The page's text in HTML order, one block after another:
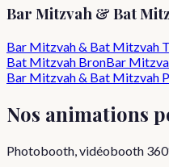
Bar Mitzvah & Bat
Bar Mitzvah & Bat Mitzvah
Bat Mitzvah BronBar
Bar Mitzvah & Bat Mitzvah
Nos animations
Photobooth, vidéobooth